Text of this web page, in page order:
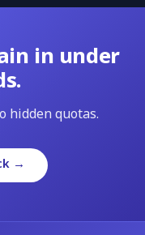
in under
hidden quotas.
→